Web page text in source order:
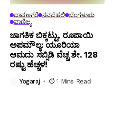
ದಾವಣಗೆರೆ ನವದೆಹಲಿ ಬೆಂಗಳೂರು
ವಾಣಿಜ್ಯ
ಜಾಗತಿಕ ಬಿಕ್ಕಟ್ಟು, ರೂಪಾಯಿ
ಅಪಮೌಲ್ಯ: ಯೂರಿಯಾ
ಆಮದು ಸಬ್ಸಿಡಿ ವೆಚ್ಚ ಶೇ. 128
ರಷ್ಟು ಹೆಚ್ಚಳ!
Yogaraj 1 Mins Read